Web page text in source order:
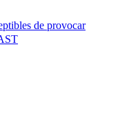
de provocar